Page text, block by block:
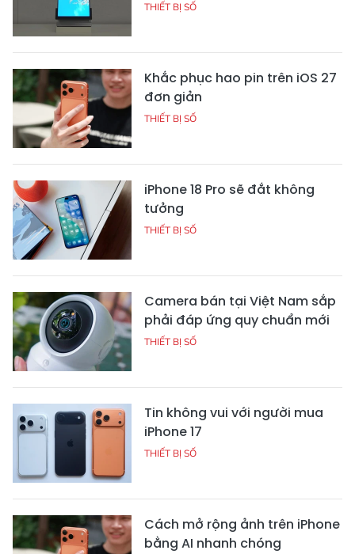
THIẾT BỊ SỐ
Khắc phục hao pin trên iOS 27
đơn giản
THIẾT BỊ SỐ
iPhone 18 Pro sẽ đắt không
tưởng
THIẾT BỊ SỐ
Camera bán tại Việt Nam sắp
phải đáp ứng quy chuẩn mới
THIẾT BỊ SỐ
Tin không vui với người mua
iPhone 17
THIẾT BỊ SỐ
Cách mở rộng ảnh trên iPhone
bằng AI nhanh chóng